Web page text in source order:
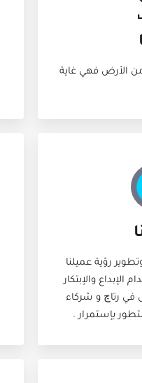
الأرض فهي غاية
رؤية عميلنا
الإبداع والإبتكار
في رتاچ و شركاء
بإستمرار .